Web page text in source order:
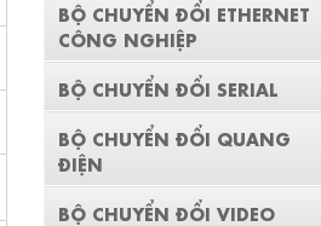
BỘ CHUYỂN ĐỔI ETHERNET
CÔNG NGHIỆP
BỘ CHUYỂN ĐỔI SERIAL
BỘ CHUYỂN ĐỔI QUANG
ĐIỆN
BỘ CHUYỂN ĐỔI VIDEO